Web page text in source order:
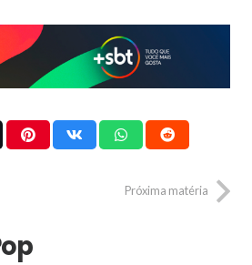
Próxima matéria